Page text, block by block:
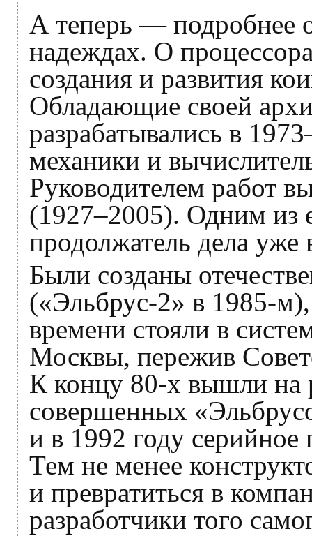
А теперь — подробнее
надеждах. О
создания и развития
Обладающие своей
разрабатывались в
механики и
Руководителем работ
(1927–2005). Одним из
продолжатель дела
Были созданы
(«Эльбрус-2» в
времени стояли в
Москвы, пережив
К концу 80‑х вышли на
совершенных
и в 1992 году серийное
Тем не менее
и превратиться в
разработчики того